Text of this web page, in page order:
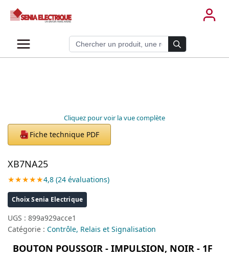
Aller
contenu
Recherche de produits
Cliquez pour voir la vue complète
PDF Fiche technique PDF
XB7NA25
★★★★★4,8 (24 évaluations)
Choix Senia Electrique
UGS : 899a929acce1
Catégorie : Contrôle, Relais et Signalisation
BOUTON POUSSOIR - IMPULSION, NOIR - 1F